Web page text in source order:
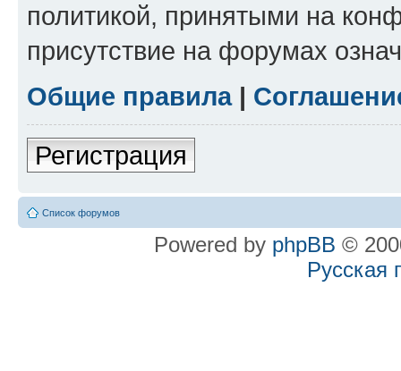
политикой, принятыми на
присутствие на форумах
Общие правила|
Регистрация
Список форумов
Powered by phpBB ©
Русская